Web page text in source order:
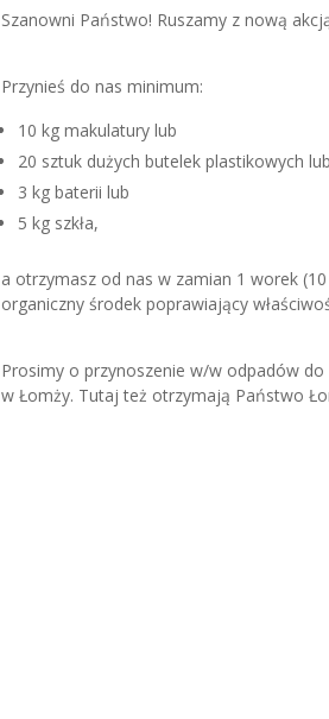
Szanowni Państwo! Ruszamy z nową
Przynieś do nas minimum:
10 kg makulatury lub
20 sztuk dużych butelek plastikowych lub
3 kg baterii lub
5 kg szkła,
a otrzymasz od nas w zamian 1 worek
organiczny środek poprawiający
Prosimy o przynoszenie w/w odpadów
w Łomży. Tutaj też otrzymają Państwo